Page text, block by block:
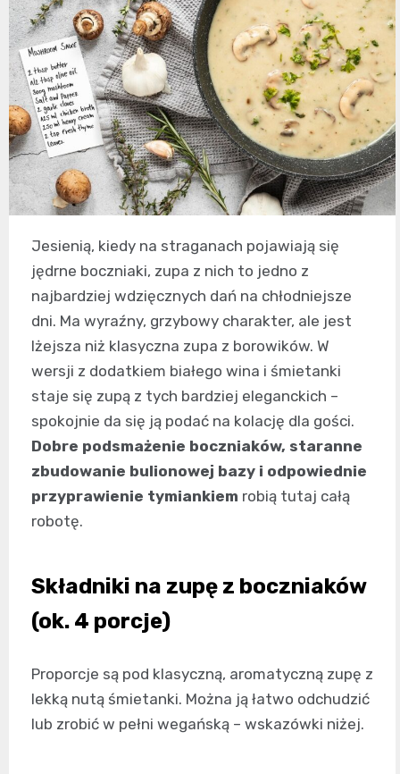
Jesienią, kiedy na straganach pojawiają się
jędrne boczniaki, zupa z nich to jedno z
najbardziej wdzięcznych dań na chłodniejsze
dni. Ma wyraźny, grzybowy charakter, ale jest
lżejsza niż klasyczna zupa z borowików. W
wersji z dodatkiem białego wina i śmietanki
staje się zupą z tych bardziej eleganckich –
spokojnie da się ją podać na kolację dla gości.
Dobre podsmażenie boczniaków, staranne
zbudowanie bulionowej bazy i odpowiednie
przyprawienie tymiankiem robią tutaj całą
robotę.
Składniki na zupę z boczniaków
(ok. 4 porcje)
Proporcje są pod klasyczną, aromatyczną zupę z
lekką nutą śmietanki. Można ją łatwo odchudzić
lub zrobić w pełni wegańską – wskazówki niżej.